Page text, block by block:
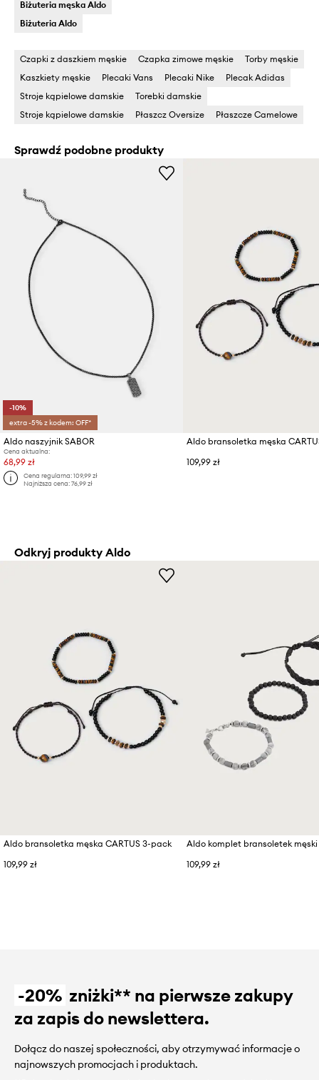
Biżuteria męska Aldo
Biżuteria Aldo
Czapki z daszkiem męskie Czapka zimowe męskie
Torby męskie
Kaszkiety męskie
Plecaki Vans Plecaki Nike
Plecak Adidas
Stroje kąpielowe damskie
Torebki damskie
Stroje kąpielowe damskie
Płaszcz Oversize Płaszcze Camelowe
Sprawdź podobne produkty
-10%
extra -5% z kodem: OFF*
Aldo naszyjnik SABOR
Cena aktualna:
68,99 zł
Cena regularna:109,99 zł
Najniższa cena:76,99 zł
Aldo bransoletka męska
109,99 zł
Odkryj produkty Aldo
Aldo bransoletka męska CARTUS 3-pack
109,99 zł
109,99 zł
-20% zniżki** na pierwsze zakupy
za zapis do newslettera.
Dołącz do naszej społeczności, aby otrzymywać informacje o
najnowszych promocjach i produktach.